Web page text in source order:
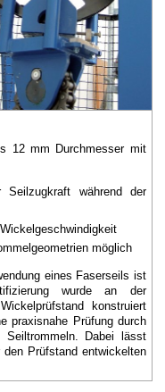
12 mm Durchmesser mit
Seilzugkraft während der
möglich
eines Faserseils ist
wurde an der
konstruiert
praxisnahe Prüfung durch
Dabei lässt
Prüfstand entwickelten